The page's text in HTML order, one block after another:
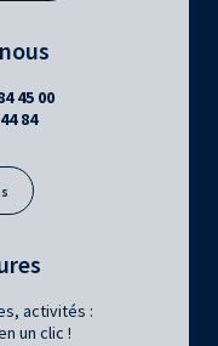
45 00
84
activités :
un clic !